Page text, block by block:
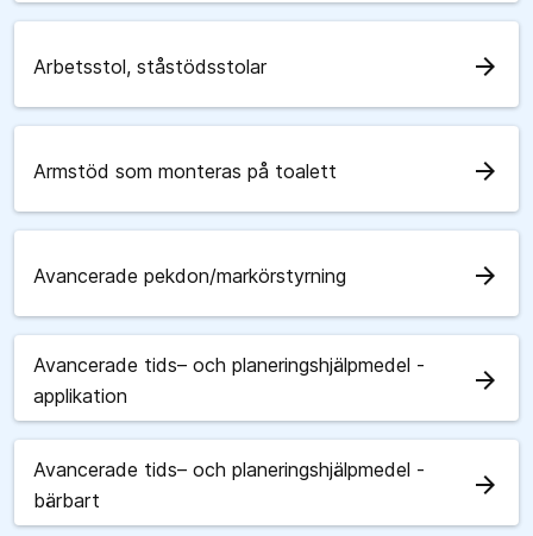
Arbetsstol, ståstödsstolar arrow_forward
Armstöd som monteras på toalett arrow_forward
Avancerade pekdon/markörstyrning arrow_forward
Avancerade tids– och planeringshjälpmedel -
applikation
arrow_forward
Avancerade tids– och planeringshjälpmedel -
bärbart
arrow_forward